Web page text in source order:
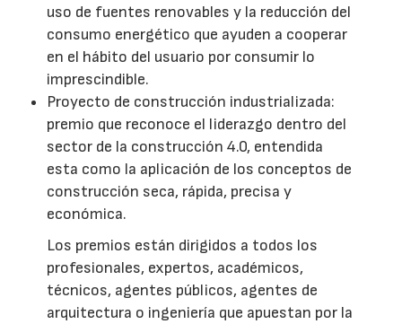
uso de fuentes renovables y la reducción del
consumo energético que ayuden a cooperar
en el hábito del usuario por consumir lo
imprescindible.
Proyecto de construcción industrializada:
premio que reconoce el liderazgo dentro del
sector de la construcción 4.0, entendida
esta como la aplicación de los conceptos de
construcción seca, rápida, precisa y
económica.
Los premios están dirigidos a todos los
profesionales, expertos, académicos,
técnicos, agentes públicos, agentes de
arquitectura o ingeniería que apuestan por la